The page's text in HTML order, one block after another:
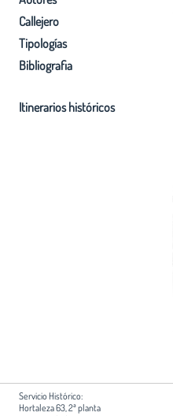
Callejero
Tipologías
Bibliografia
Itinerarios históricos
Servicio Histórico:
Hortaleza 63, 2ª planta